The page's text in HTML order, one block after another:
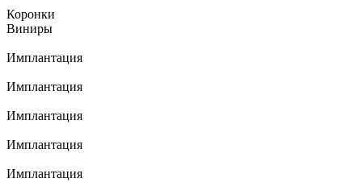
Коронки
Виниры
Имплантация
Имплантация
Имплантация
Имплантация
Имплантация